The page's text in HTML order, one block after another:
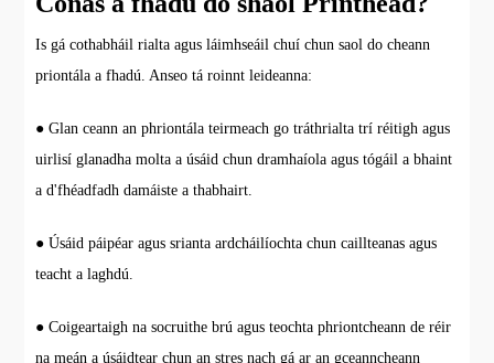
Is gá cothabháil rialta agus láimhseáil chuí chun saol do cheann
priontála a fhadú. Anseo tá roinnt leideanna:
● Glan ceann an phriontála teirmeach go tráthrialta trí réitigh agus
uirlisí glanadha molta a úsáid chun dramhaíola agus tógáil a bhaint
a d'fhéadfadh damáiste a thabhairt.
● Úsáid páipéar agus srianta ardcháilíochta chun caillteanas agus
teacht a laghdú.
● Coigeartaigh na socruithe brú agus teochta phriontcheann de réir
na meán a úsáidtear chun an stres nach gá ar an gceanncheann